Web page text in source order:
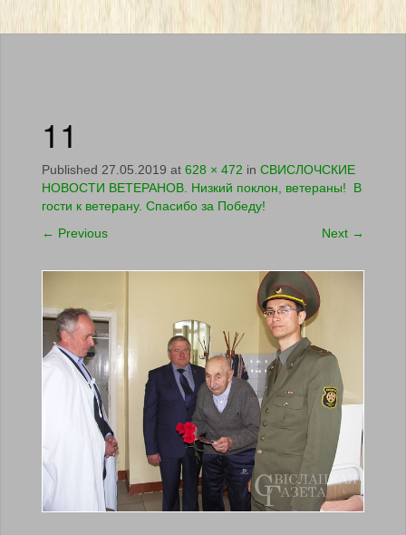
11
Published 27.05.2019 at 628 × 472 in СВИСЛОЧСКИЕ
НОВОСТИ ВЕТЕРАНОВ. Низкий поклон, ветераны! В
гости к ветерану. Спасибо за Победу!
← Previous Next →